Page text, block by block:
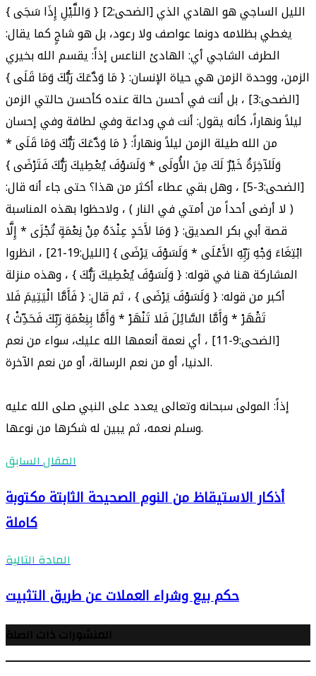
{ وَاللَّيْلِ إِذَا سَجَى } [الضحى:2] الليل الساجي هو الهادي الذي
يغطي بظلامه دونما عواصف ولا رعود، بل هو شاجٍ كما يقال:
الطرف الشاجي أي: الهادئ الناعس إذاً: يقسم الله بخيري
الزمن، ووحدة الزمن هي حياة الإنسان: { مَا وَدَّعَكَ رَبُّكَ وَمَا قَلَى }
[الضحى:3] ، بل أنت في أحسن حالة عنده كأحسن حالتي الزمن
ليلاً ونهاراً، كأنه يقول: أنت في وداعة وفي لطافة وفي إحسان
من الله طيلة الزمن ليلاً ونهاراً: { مَا وَدَّعَكَ رَبُّكَ وَمَا قَلَى *
وَلَلآخِرَةُ خَيْرٌ لَكَ مِنَ الأُولَى * وَلَسَوْفَ يُعْطِيكَ رَبُّكَ فَتَرْضَى }
[الضحى:3-5] ، وهل بقي عطاء أكثر من هذا؟ حتى جاء أنه قال:
( لا أرضى أحداً من أمتي في النار ) ، ولاحظوا بهذه المناسبة
قصة أبي بكر الصديق: { وَمَا لأَحَدٍ عِنْدَهُ مِنْ نِعْمَةٍ تُجْزَى * إِلَّا
ابْتِغَاءَ وَجْهِ رَبِّهِ الأَعْلَى * وَلَسَوْفَ يَرْضَى } [الليل:19-21] ، انظروا
المشاركة هنا في قوله: { وَلَسَوْفَ يُعْطِيكَ رَبُّكَ } ، وهذه منزلة
أكبر من قوله: { وَلَسَوْفَ يَرْضَى } ، ثم قال: { فَأَمَّا الْيَتِيمَ فَلا
تَقْهَرْ * وَأَمَّا السَّائِلَ فَلا تَنْهَرْ * وَأَمَّا بِنِعْمَةِ رَبِّكَ فَحَدِّثْ }
[الضحى:9-11] ، أي نعمة أنعمها الله عليك، سواء من نعم
الدنيا، أو من نعم الرسالة، أو من نعم الآخرة.
إذاً: المولى سبحانه وتعالى يعدد على النبي صلى الله عليه
وسلم نعمه، ثم يبين له شكرها من نوعها.
المقال السابق
أذكار الاستيقاظ من النوم الصحيحة الثابتة مكتوبة
كاملة
المادة التالية
حكم بيع وشراء العملات عن طريق التثبيت